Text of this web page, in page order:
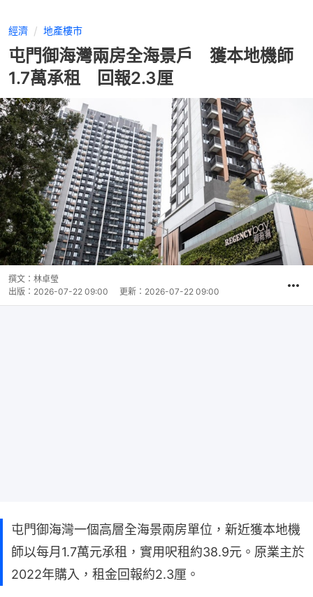
經濟 地產樓市
屯門御海灣兩房全海景戶 獲本地機師
1.7萬承租 回報2.3厘
撰文： 林卓瑩
出版： 2026-07-22 09:00 更新： 2026-07-22 09:00
屯門御海灣一個高層全海景兩房單位，新近獲本地機
師以每月1.7萬元承租，實用呎租約38.9元。原業主於
2022年購入，租金回報約2.3厘。